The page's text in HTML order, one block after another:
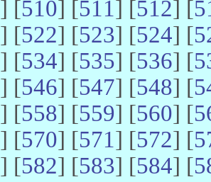
] [510] [511] [512] [
] [522] [523] [524] [
] [534] [535] [536] [
] [546] [547] [548] [
] [558] [559] [560] [
] [570] [571] [572] [
] [582] [583] [584] [